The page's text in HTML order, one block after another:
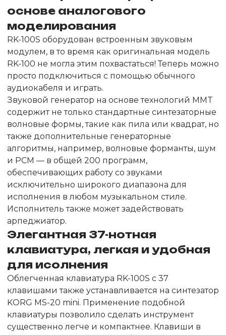
основе аналогового
моделирования
RK-100S оборудован встроенным звуковым
модулем, в то время как оригинальная модель
RK-100 не могла этим похвастаться! Теперь можно
просто подключиться с помощью обычного
аудиокабеля и играть.
Звуковой генератор на основе технологий MMT
содержит не только стандартные синтезаторные
волновые формы, такие как пила или квадрат, но
также дополнительные генераторные
алгоритмы, например, волновые форманты, шум
и PCM — в общей 200 программ,
обеспечивающих работу со звуками
исключительно широкого диапазона для
исполнения в любом музыкальном стиле.
Исполнитель также может задействовать
арпеджиатор.
Элегантная 37-нотная
клавиатура, легкая и удобная
для исолнения
Облегченная клавиатура RK-100S с 37
клавишами также устанавливается на синтезатор
KORG MS-20 mini. Применение подобной
клавиатуры позволило сделать инструмент
существенно легче и компактнее. Клавиши в